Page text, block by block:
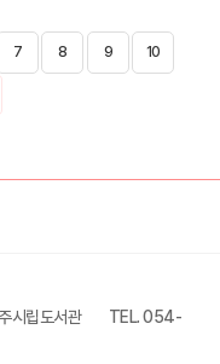
7 8 9 10
시립도서관
TEL. 054-